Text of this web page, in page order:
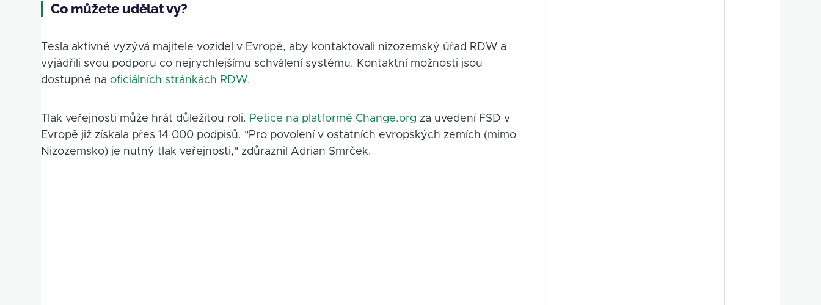
Co můžete udělat vy?
Tesla aktivně vyzývá majitele vozidel v Evropě, aby kontaktovali nizozemský úřad RDW a
vyjádřili svou podporu co nejrychlejšímu schválení systému. Kontaktní možnosti jsou
dostupné na oficiálních stránkách RDW.
Tlak veřejnosti může hrát důležitou roli. Petice na platformě Change.org za uvedení FSD v
Evropě již získala přes 14 000 podpisů. "Pro povolení v ostatních evropských zemích (mimo
Nizozemsko) je nutný tlak veřejnosti," zdůraznil Adrian Smrček.